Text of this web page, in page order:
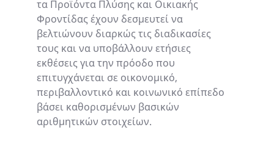
τα Προϊόντα Πλύσης και Οικιακής
Φροντίδας έχουν δεσμευτεί να
βελτιώνουν διαρκώς τις διαδικασίες
τους και να υποβάλλουν ετήσιες
εκθέσεις για την πρόοδο που
επιτυγχάνεται σε οικονομικό,
περιβαλλοντικό και κοινωνικό επίπεδο
βάσει καθορισμένων βασικών
αριθμητικών στοιχείων.